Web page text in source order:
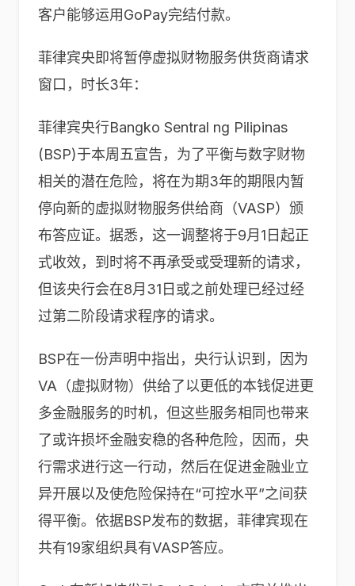
客户能够运用GoPay完结付款。
菲律宾央即将暂停虚拟财物服务供货商请求
窗口，时长3年：
菲律宾央行Bangko Sentral ng Pilipinas
(BSP)于本周五宣告，为了平衡与数字财物
相关的潜在危险，将在为期3年的期限内暂
停向新的虚拟财物服务供给商（VASP）颁
布答应证。据悉，这一调整将于9月1日起正
式收效，到时将不再承受或受理新的请求，
但该央行会在8月31日或之前处理已经过经
过第二阶段请求程序的请求。
BSP在一份声明中指出，央行认识到，因为
VA（虚拟财物）供给了以更低的本钱促进更
多金融服务的时机，但这些服务相同也带来
了或许损坏金融安稳的各种危险，因而，央
行需求进行这一行动，然后在促进金融业立
异开展以及使危险保持在“可控水平”之间获
得平衡。依据BSP发布的数据，菲律宾现在
共有19家组织具有VASP答应。